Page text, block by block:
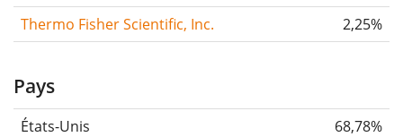
Thermo Fisher Scientific, Inc.
2,25%
Pays
États-Unis
68,78%